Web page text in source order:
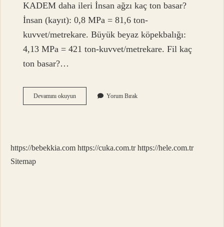
KADEM daha ileri İnsan ağzı kaç ton basar?
İnsan (kayıt): 0,8 MPa = 81,6 ton-
kuvvet/metrekare. Büyük beyaz köpekbalığı:
4,13 MPa = 421 ton-kuvvet/metrekare. Fil kaç
ton basar?…
Devamını okuyunAslan
Kaç
Yorum Bırak
https://bebekkia.com https://cuka.com.tr https://hele.com.tr
Sitemap